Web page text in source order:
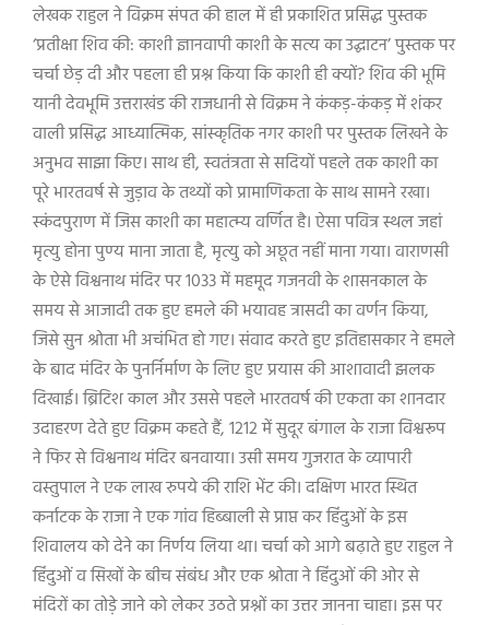
लेखक राहुल ने विक्रम संपत की हाल में ही प्रकाशित प्रसिद्ध पुस्तक
‘प्रतीक्षा शिव की: काशी ज्ञानवापी काशी के सत्य का उद्घाटन’ पुस्तक पर
चर्चा छेड़ दी और पहला ही प्रश्न किया कि काशी ही क्यों? शिव की भूमि
यानी देवभूमि उत्तराखंड की राजधानी से विक्रम ने कंकड़-कंकड़ में शंकर
वाली प्रसिद्ध आध्यात्मिक, सांस्कृतिक नगर काशी पर पुस्तक लिखने के
अनुभव साझा किए। साथ ही, स्वतंत्रता से सदियों पहले तक काशी का
पूरे भारतवर्ष से जुड़ाव के तथ्यों को प्रामाणिकता के साथ सामने रखा।
स्कंदपुराण में जिस काशी का महात्म्य वर्णित है। ऐसा पवित्र स्थल जहां
मृत्यु होना पुण्य माना जाता है, मृत्यु को अछूत नहीं माना गया। वाराणसी
के ऐसे विश्वनाथ मंदिर पर 1033 में महमूद गजनवी के शासनकाल के
समय से आजादी तक हुए हमले की भयावह त्रासदी का वर्णन किया,
जिसे सुन श्रोता भी अचंभित हो गए। संवाद करते हुए इतिहासकार ने हमले
के बाद मंदिर के पुनर्निर्माण के लिए हुए प्रयास की आशावादी झलक
दिखाई। ब्रिटिश काल और उससे पहले भारतवर्ष की एकता का शानदार
उदाहरण देते हुए विक्रम कहते हैं, 1212 में सुदूर बंगाल के राजा विश्वरूप
ने फिर से विश्वनाथ मंदिर बनवाया। उसी समय गुजरात के व्यापारी
वस्तुपाल ने एक लाख रुपये की राशि भेंट की। दक्षिण भारत स्थित
कर्नाटक के राजा ने एक गांव हिब्बाली से प्राप्त कर हिंदुओं के इस
शिवालय को देने का निर्णय लिया था। चर्चा को आगे बढ़ाते हुए राहुल ने
हिंदुओं व सिखों के बीच संबंध और एक श्रोता ने हिंदुओं की ओर से
मंदिरों का तोड़े जाने को लेकर उठते प्रश्नों का उत्तर जानना चाहा। इस पर